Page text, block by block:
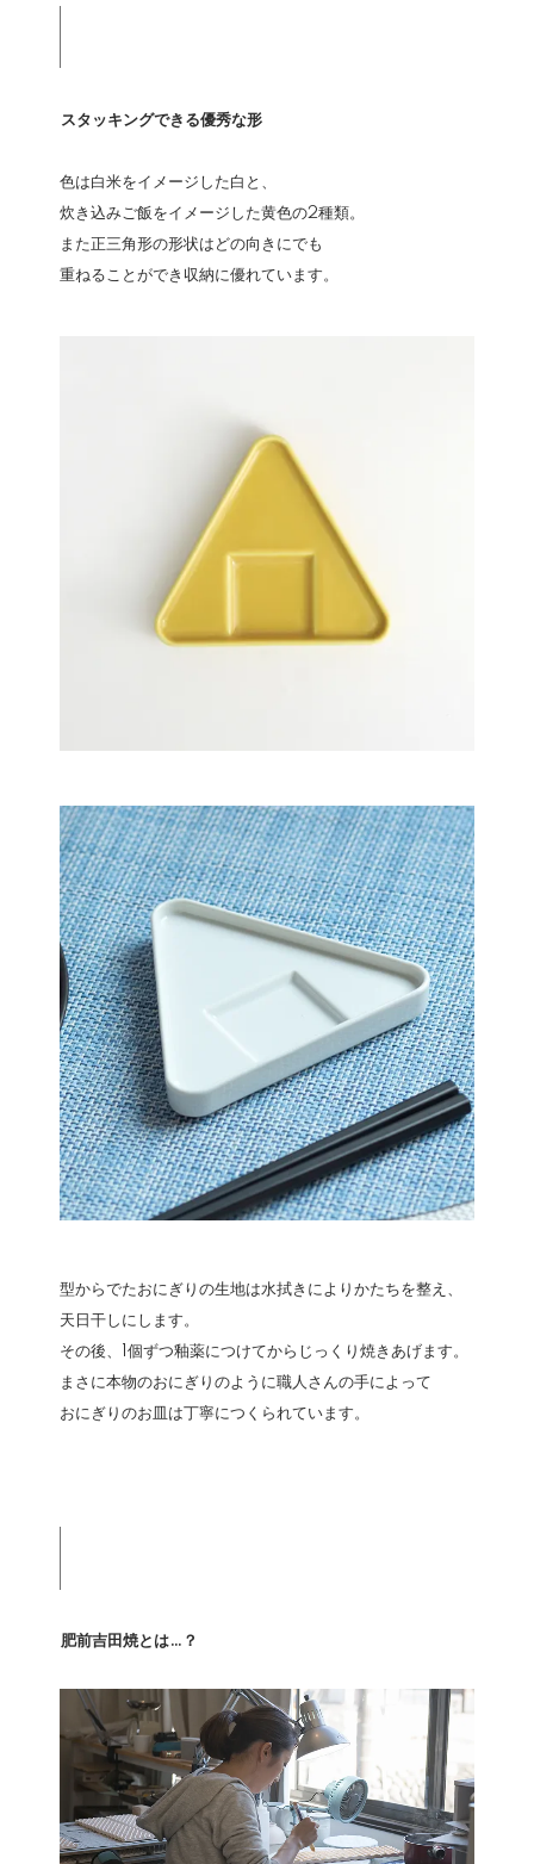
スタッキングできる優秀な形
色は白米をイメージした白と、
炊き込みご飯をイメージした黄色の2種類。
また正三角形の形状はどの向きにでも
重ねることができ収納に優れています。
型からでたおにぎりの生地は水拭きによりかたちを整え、
天日干しにします。
その後、1個ずつ釉薬につけてからじっくり焼きあげます。
まさに本物のおにぎりのように職人さんの手によって
おにぎりのお皿は丁寧につくられています。
肥前吉田焼とは…？